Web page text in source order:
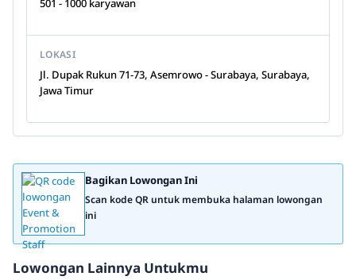
501 - 1000 karyawan
LOKASI
Jl. Dupak Rukun 71-73, Asemrowo - Surabaya, Surabaya,
Jawa Timur
Bagikan Lowongan Ini
Scan kode QR untuk membuka halaman lowongan
ini
Lowongan Lainnya Untukmu